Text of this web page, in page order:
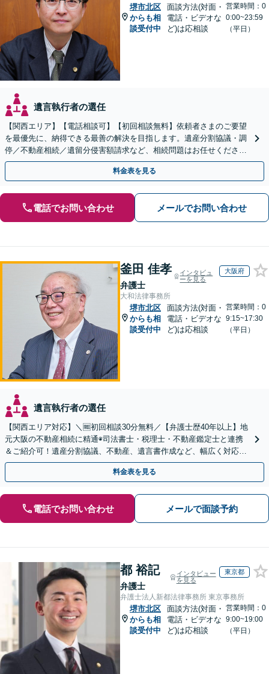
堺市北区
からも相
談受付中
面談方法(対面・
電話・ビデオな
ど)は応相談
営業時間：0
0:00~23:59
（平日）
遺言執行者の選任
【関西エリア】【電話相談可】【初回相談無料】依頼者さまのご要望
を最優先に、納得できる最善の解決を目指します。遺産分割協議・調
停／不動産相続／遺留分侵害額請求など、相続問題はお任せください
【出張相談可】紛争化したトラブルのご相談も対応します
料金表を見る
電話でお問い合わせ メールでお問い合わせ
釜田 佳孝
弁護士
インタビュ
ーを見る
大阪府
大和法律事務所
堺市北区
からも相
談受付中
面談方法(対面・
電話・ビデオな
ど)は応相談
営業時間：0
9:15~17:30
（平日）
遺言執行者の選任
【関西エリア対応】＼🆓初回相談30分無料／【弁護士歴40年以上】地
元大阪の不動産相続に精通◉司法書士・税理士・不動産鑑定士と連携
＆ご紹介可！遺産分割協議、不動産、遺言書作成など、幅広く対応し
ます。お気軽にご相談ください
料金表を見る
電話でお問い合わせ メールで面談予約
都 裕記
弁護士
インタビュー
を見る
東京都
弁護士法人新都法律事務所 東京事務所
堺市北区
からも相
談受付中
面談方法(対面・
電話・ビデオな
ど)は応相談
営業時間：0
9:00~19:00
（平日）